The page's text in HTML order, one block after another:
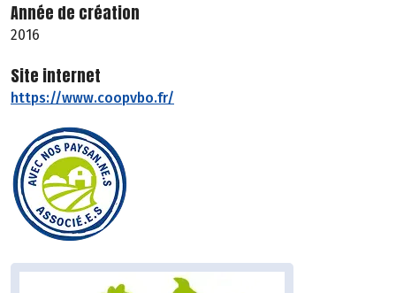
Année de création
2016
Site internet
https://www.coopvbo.fr/